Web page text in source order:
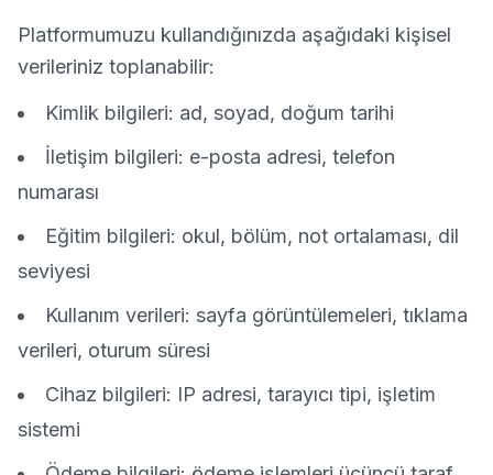
Platformumuzu kullandığınızda aşağıdaki kişisel
verileriniz toplanabilir:
Kimlik bilgileri: ad, soyad, doğum tarihi
İletişim bilgileri: e-posta adresi, telefon
numarası
Eğitim bilgileri: okul, bölüm, not ortalaması, dil
seviyesi
Kullanım verileri: sayfa görüntülemeleri, tıklama
verileri, oturum süresi
Cihaz bilgileri: IP adresi, tarayıcı tipi, işletim
sistemi